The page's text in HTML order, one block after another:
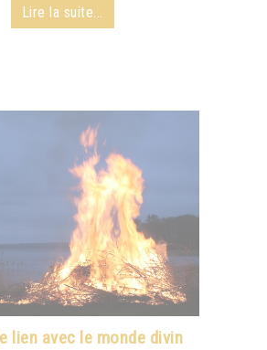
Lire la suite...
lien avec le monde divin